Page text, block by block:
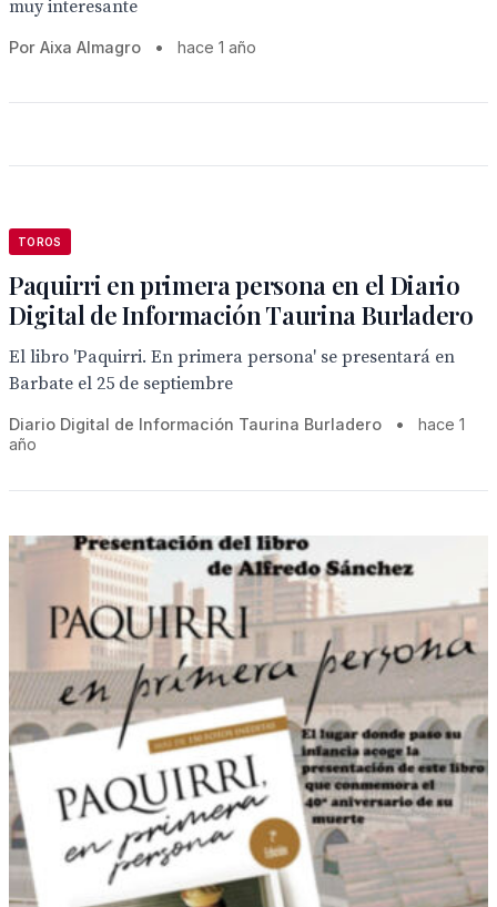
muy interesante
Por Aixa Almagro • hace 1 año
TOROS
Paquirri en primera persona en el Diario
Digital de Información Taurina Burladero
El libro 'Paquirri. En primera persona' se presentará en
Barbate el 25 de septiembre
Diario Digital de Información Taurina Burladero •
hace 1
año